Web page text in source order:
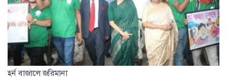
হর্ন বাজালে জরিমানা